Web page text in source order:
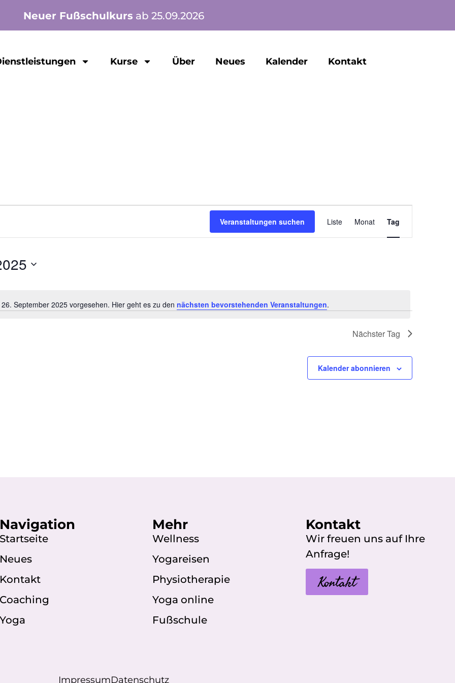
Neuer Fußschulkurs ab 25.09.2026
Kurse Über Neues Kalender Kontakt
Hinweis
September 2025 vorgesehen. Hier geht es zu den nächsten bevorstehenden Veranstaltungen.
Veranstaltungen suchen
Ansichten-
Liste Monat Tag
Nächster Tag
Kalender abonnieren
Navigation
Startseite
Neues
Kontakt
Coaching
Yoga
Mehr
Wellness
Yogareisen
Physiotherapie
Yoga online
Fußschule
Kontakt
Wir freuen uns auf Ihre
Anfrage!
Kontakt
ImpressumDatenschutz